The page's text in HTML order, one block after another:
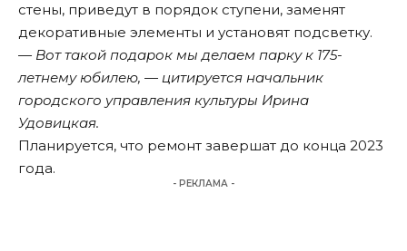
стены, приведут в порядок ступени, заменят
декоративные элементы и установят подсветку.
— Вот такой подарок мы делаем парку к 175-
летнему юбилею, — цитируется начальник
городского управления культуры Ирина
Удовицкая.
Планируется, что ремонт завершат до конца 2023
года.
- РЕКЛАМА -